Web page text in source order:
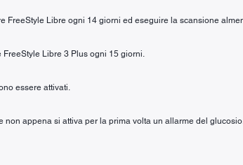
FreeStyle Libre ogni 14 giorni ed eseguire la scansione
Libre 3 Plus ogni 15 giorni.
essere attivati.
appena si attiva per la prima volta un allarme del